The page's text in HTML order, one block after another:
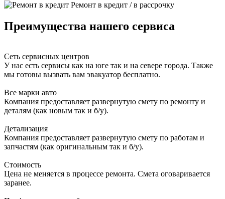
Ремонт в кредит / в рассрочку
Преимущества нашего сервиса
Сеть сервисных центров
У нас есть сервисы как на юге так и на севере города. Также
мы готовы вызвать вам эвакуатор бесплатно.
Все марки авто
Компания предоставляет развернутую смету по ремонту и
деталям (как новым так и б/у).
Детализация
Компания предоставляет развернутую смету по работам и
запчастям (как оригинальным так и б/у).
Стоимость
Цена не меняется в процессе ремонта. Смета оговаривается
заранее.